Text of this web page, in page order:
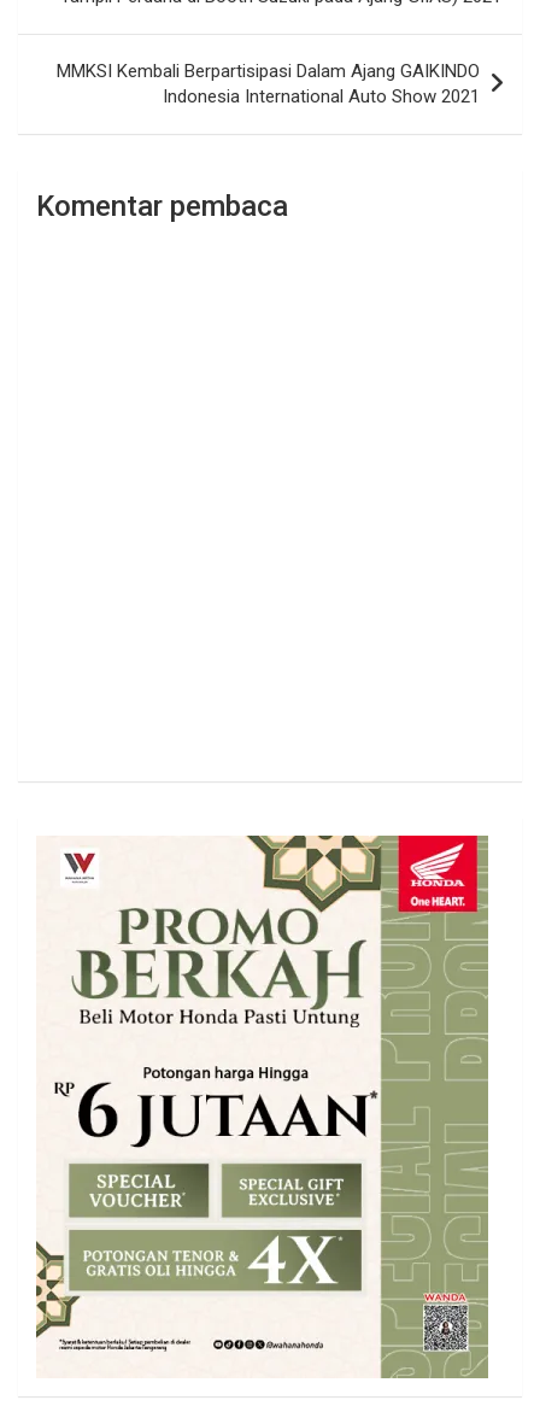
MMKSI Kembali Berpartisipasi Dalam Ajang GAIKINDO
Indonesia International Auto Show 2021
Komentar pembaca